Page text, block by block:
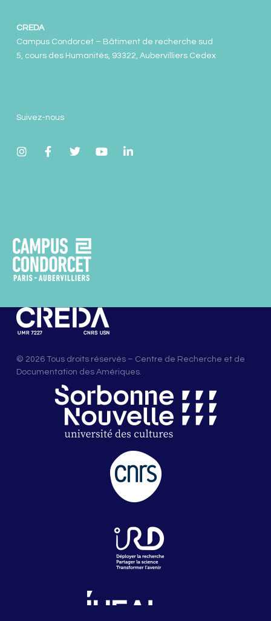
© 2026 Tous droits réservés – Centre de Recherche et de
Documentation des Amériques.
CREDA
Campus Condorcet – Bâtiment de recherche sud
5, cours des Humanités, 93322, Aubervilliers Cedex
Suivez-nous